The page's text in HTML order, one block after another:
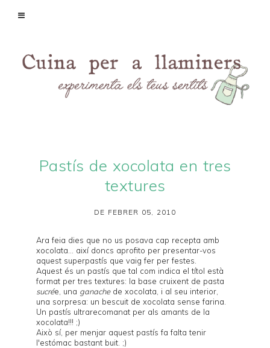
Pastís de xocolata en tres
textures
DE FEBRER 05, 2010
Ara feia dies que no us posava cap recepta amb
xocolata... així doncs aprofito per presentar-vos
aquest superpastís que vaig fer per festes.
Aquest és un pastís que tal com indica el títol està
format per tres textures: la base cruixent de pasta
sucrée, una ganachede xocolata, i al seu interior,
una sorpresa: un bescuit de xocolata sense farina.
Un pastís ultrarecomanat per als amants de la
xocolata!!! ;)
Això sí, per menjar aquest pastís fa falta tenir
l'estómac bastant buit. ;)